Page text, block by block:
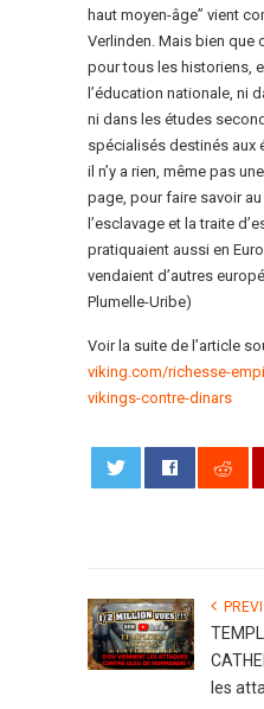
haut moyen-âge” vient
Verlinden. Mais bien que
pour tous les historiens,
l’éducation nationale, ni
ni dans les études
spécialisés destinés aux
il n’y a rien, même pas
page, pour faire savoir au
l’esclavage et la traite
pratiquaient aussi en
vendaient d’autres
Plumelle-Uribe)
Voir la suite de l’article
viking.com/richesse-
vikings-contre-dinars
les